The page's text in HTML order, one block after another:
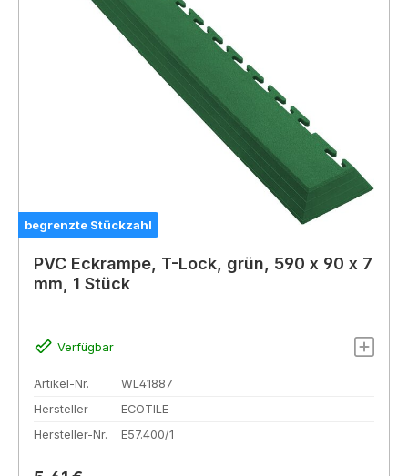
begrenzte Stückzahl
PVC Eckrampe, T-Lock, grün, 590 x 90 x 7
mm, 1 Stück
Verfügbar
Artikel-Nr.
WL41887
Hersteller
ECOTILE
Hersteller-Nr.
E57.400/1